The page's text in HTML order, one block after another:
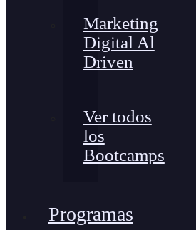
Marketing
Digital Al
Driven
Ver todos
los
Bootcamps
Programas